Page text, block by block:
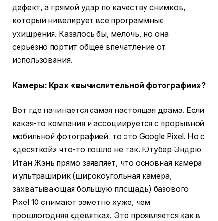
дефект, а прямой удар по качеству снимков,
который нивелирует все программные
ухищрения. Казалось бы, мелочь, но она
серьёзно портит общее впечатление от
использования.
Камеры: Крах «вычислительной фотографии»?
Вот где начинается самая настоящая драма. Если
какая-то компания и ассоциируется с прорывной
мобильной фотографией, то это Google Pixel. Но с
«десяткой» что-то пошло не так. Ютубер Эндрю
Итан Жэнь прямо заявляет, что основная камера
и ультраширик (широкоугольная камера,
захватывающая большую площадь) базового
Pixel 10 снимают заметно хуже, чем
прошлогодняя «девятка». Это проявляется как в